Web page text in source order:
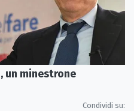
un minestrone
Condividi su: